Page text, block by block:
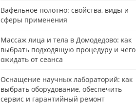
Вафельное полотно: свойства, виды и
сферы применения
Массаж лица и тела в Домодедово: как
выбрать подходящую процедуру и чего
ожидать от сеанса
Оснащение научных лабораторий: как
выбрать оборудование, обеспечить
сервис и гарантийный ремонт